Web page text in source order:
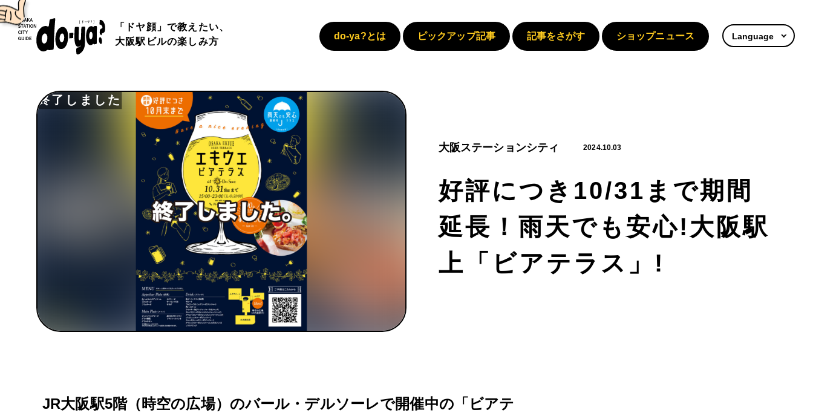
「ドヤ顔」で教えたい、
大阪駅ビルの楽しみ方
do-ya?とは ピックアップ記事 記事をさがす ショップニュース Language
大阪ステーションシティ 2024.10.03
好評につき10/31まで期間
延長！雨天でも安心!大阪駅
上「ビアテラス」!
終了しました
JR大阪駅5階（時空の広場）のバール・デルソーレで開催中の「ビアテ